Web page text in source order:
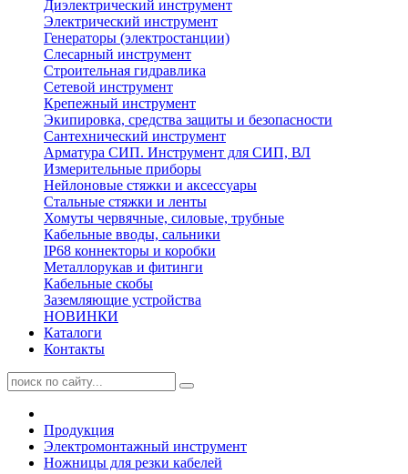
Диэлектрический инструмент
Электрический инструмент
Генераторы (электростанции)
Слесарный инструмент
Строительная гидравлика
Сетевой инструмент
Крепежный инструмент
Экипировка, средства защиты и безопасности
Сантехнический инструмент
Арматура СИП. Инструмент для СИП, ВЛ
Измерительные приборы
Нейлоновые стяжки и аксессуары
Стальные стяжки и ленты
Хомуты червячные, силовые, трубные
Кабельные вводы, сальники
IP68 коннекторы и коробки
Металлорукав и фитинги
Кабельные скобы
Заземляющие устройства
НОВИНКИ
Каталоги
Контакты
Продукция
Электромонтажный инструмент
Ножницы для резки кабелей